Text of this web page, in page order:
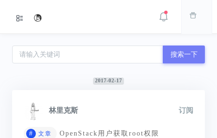
搜索一下
2017-02-17
林里克斯 订阅
# 文章 OpenStack用户获取root权限